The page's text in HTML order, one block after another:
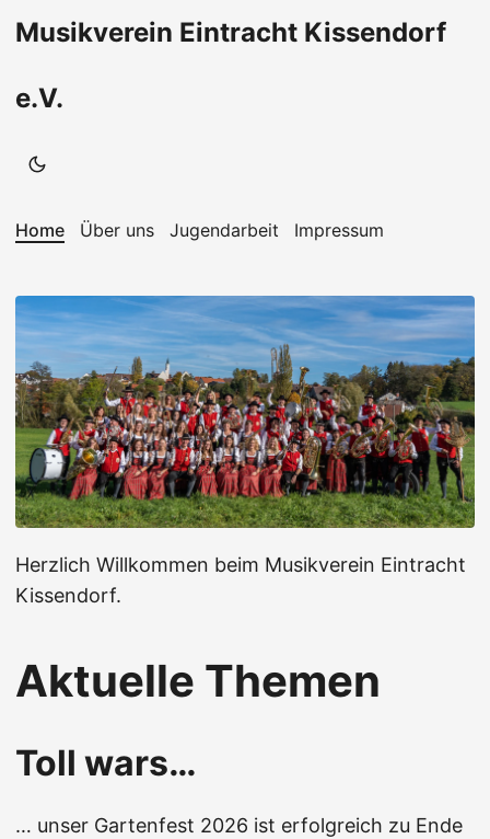
Musikverein Eintracht Kissendorf
e.V.
Home Über uns Jugendarbeit Impressum
Herzlich Willkommen beim Musikverein Eintracht
Kissendorf.
Aktuelle Themen
Toll wars…
… unser Gartenfest 2026 ist erfolgreich zu Ende